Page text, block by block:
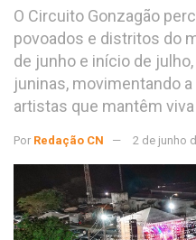
O Circuito Gonzagão
povoados e distritos do
de junho e início de
juninas, movimentando
artistas que mantêm
Por Redação CN 2 de junho